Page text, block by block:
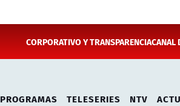
CORPORATIVO Y TRANSPARENCIACANAL
PROGRAMAS TELESERIES NTV